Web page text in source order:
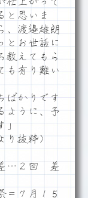
と思いま
、渡邉雄朗
とお世話に
教えてもら
も有り難い
かりです
ように、予
り抜粋）
…２回 差
７月１５